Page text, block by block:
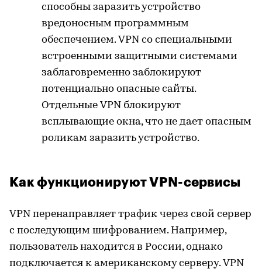
способны заразить устройство
вредоносным программным
обеспечением. VPN со специальными
встроенными защитными системами
заблаговременно заблокируют
потенциально опасные сайты.
Отдельные VPN блокируют
всплывающие окна, что не дает опасным
роликам заразить устройство.
Как функционируют VPN-сервисы
VPN перенаправляет трафик через свой сервер
с последующим шифрованием. Например,
пользователь находится в России, однако
подключается к американскому серверу. VPN